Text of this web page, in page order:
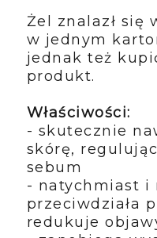
Żel znalazł się
w jednym
jednak też
produkt.
Właściwości:
- skutecznie
skórę,
sebum
- natychmiast i
przeciwdziała
redukuje